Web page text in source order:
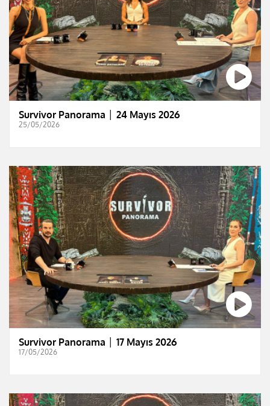
Survivor Panorama │ 24 Mayıs 2026
25/05/2026
Survivor Panorama │ 17 Mayıs 2026
17/05/2026